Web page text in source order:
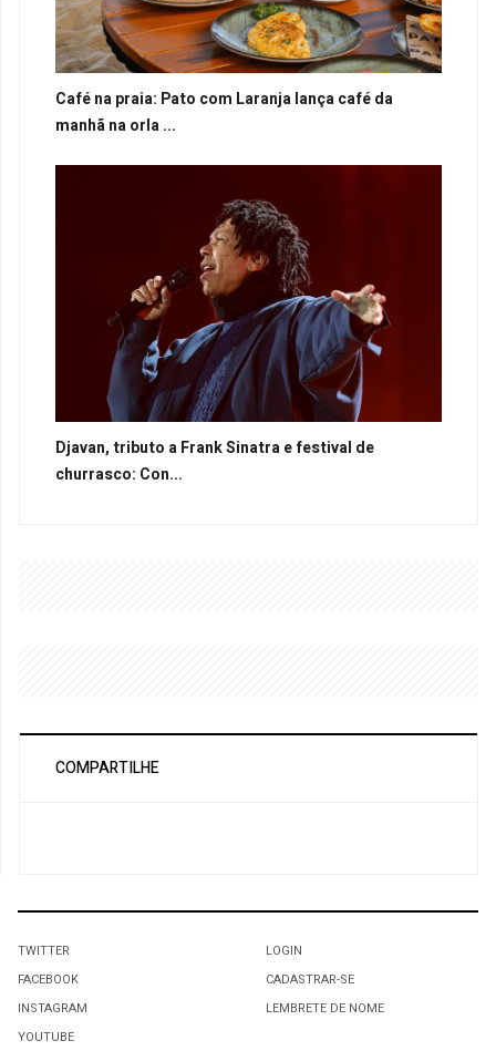
Café na praia: Pato com Laranja lança café da
manhã na orla ...
Djavan, tributo a Frank Sinatra e festival de
churrasco: Con...
COMPARTILHE
TWITTER
FACEBOOK
INSTAGRAM
YOUTUBE
LOGIN
CADASTRAR-SE
LEMBRETE DE NOME